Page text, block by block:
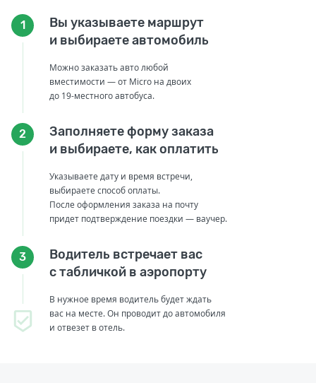
1
Вы указываете маршрут
и выбираете автомобиль
Можно заказать авто любой
вместимости — от Micro на двоих
до 19-местного автобуса.
2
Заполняете форму заказа
и выбираете, как оплатить
Указываете дату и время встречи,
выбираете способ оплаты.
После оформления заказа на почту
придет подтверждение поездки — ваучер.
3
Водитель встречает вас
с табличкой в аэропорту
В нужное время водитель будет ждать
вас на месте. Он проводит до автомобиля
и отвезет в отель.